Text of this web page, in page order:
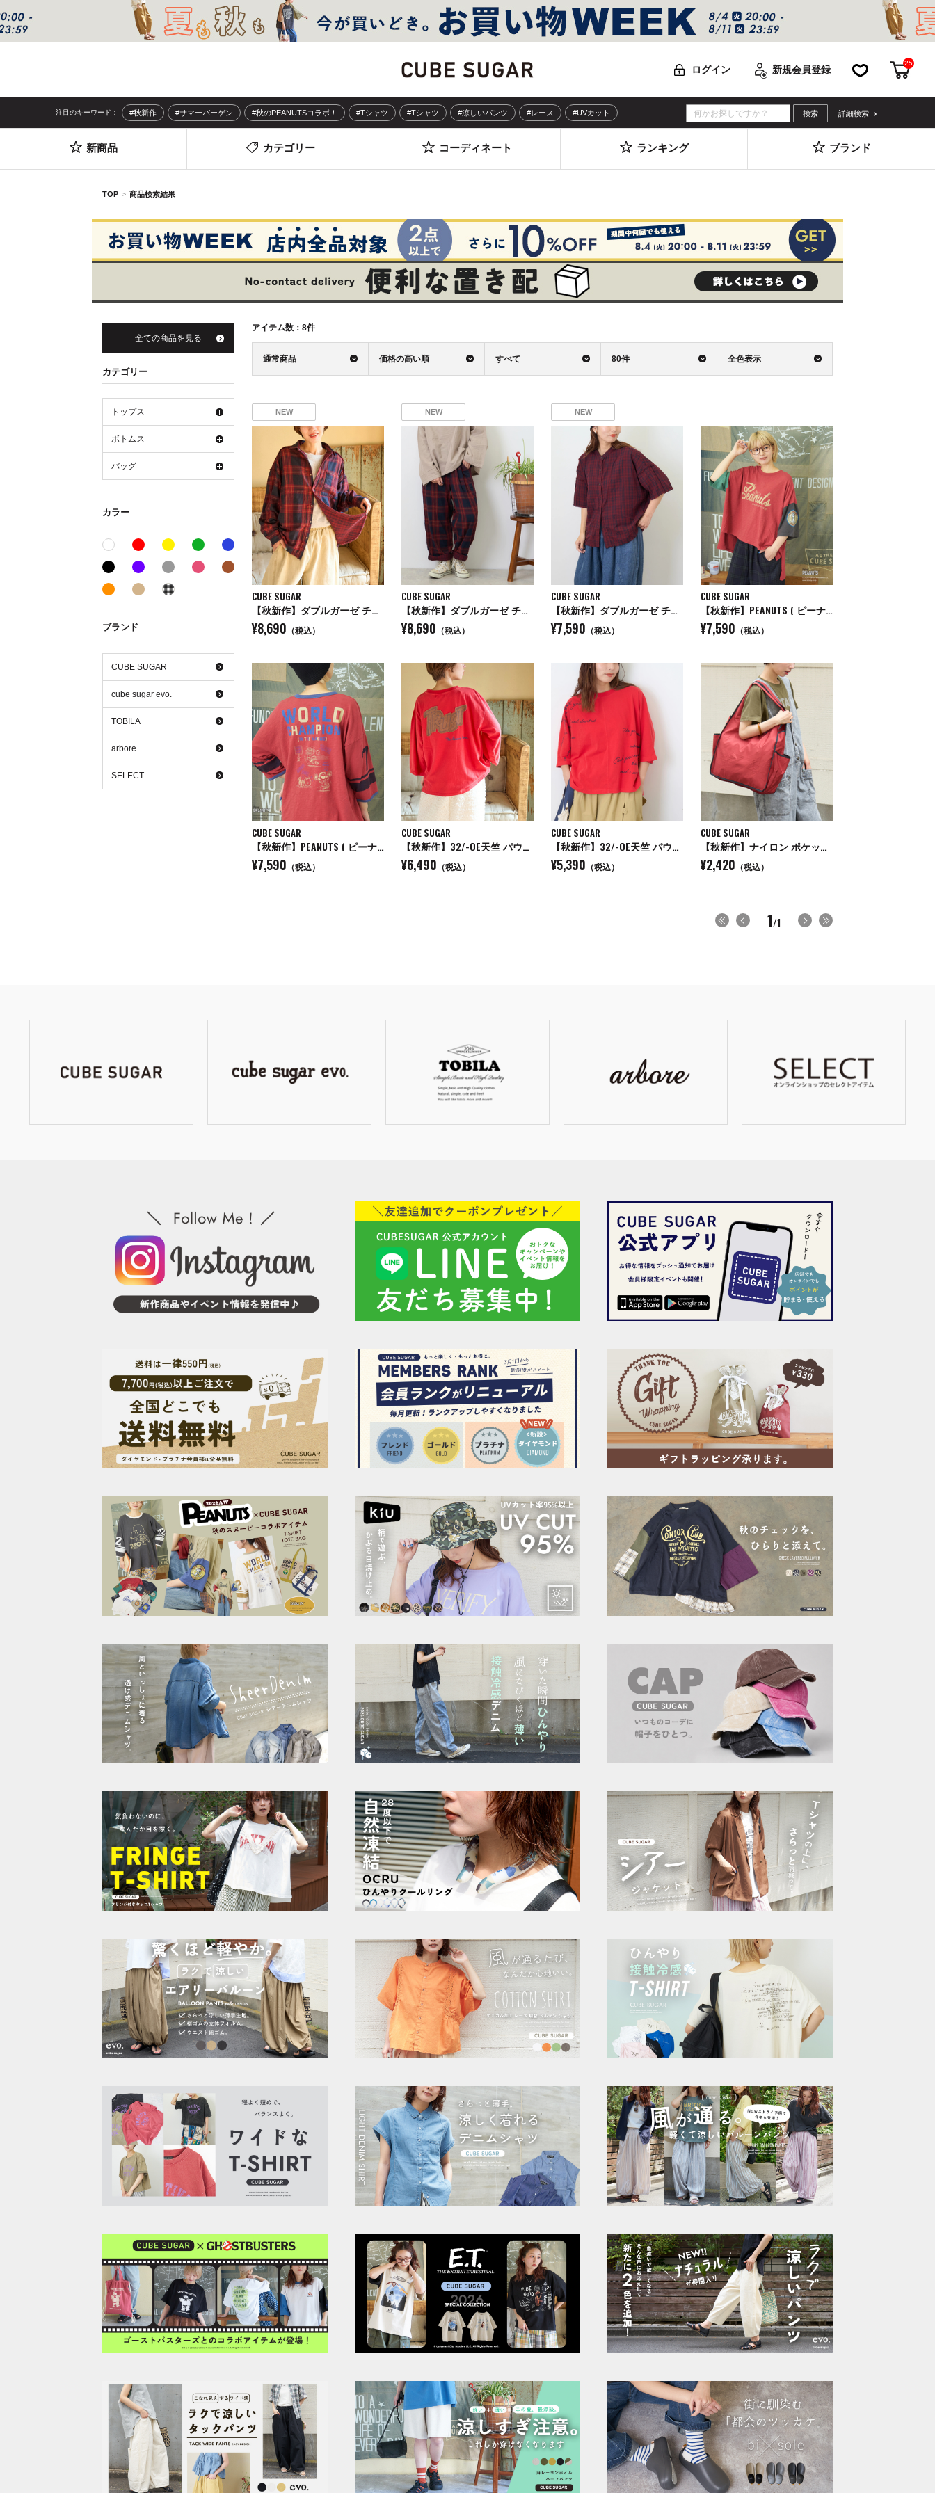
ログイン 新規会員登録 お気に入りカート
25
注目のキーワード： #秋新作 #サマーバーゲン #秋のPEANUTSコラボ！ #Tシャツ #Tシャツ #涼しいパンツ #レース #UVカット 詳細検索
新商品 カテゴリー コーディネート ランキング ブランド
TOP 商品検索結果
アイテム数： 8件
通常商品 価格の高い順 すべて 80件 全色表示
NEW
CUBE SUGAR
【秋新作】ダブルガーゼ チェック リバーシブル レギュラーシャツ
¥8,690 （税込）
NEW
CUBE SUGAR
【秋新作】ダブルガーゼ チェック 切替 イージーパンツ
¥8,690 （税込）
NEW
CUBE SUGAR
【秋新作】ダブルガーゼ チェック リバーシブル 5分袖 ドルマンシャツ
¥7,590 （税込）
CUBE SUGAR
【秋新作】PEANUTS ( ピーナッツ ) 32/-スラブ天竺 配色 ワイド Tシャツ
¥7,590 （税込）
CUBE SUGAR
【秋新作】PEANUTS ( ピーナッツ ) 32/-スラブ天竺 ライン入り 7分袖 プルオーバー Tシャツ
¥7,590 （税込）
CUBE SUGAR
【秋新作】32/-OE天竺 パウダー加工 パッチロゴ 刺繍 Tシャツ
¥6,490 （税込）
CUBE SUGAR
【秋新作】32/-OE天竺 パウダー加工 5分袖 ドルマン Tシャツ
¥5,390 （税込）
CUBE SUGAR
【秋新作】ナイロン ポケッタブル マルシェ バッグ
¥2,420 （税込）
1/1
全ての商品を見る
カテゴリー
トップス
ボトムス
バッグ
カラー
ホワイト系レッド系 イエロー系グリーン系ブルー系
ブラック系パープル系グレー系 ピンク系 ブラウン系
オレンジ系ベージュ系
ブランド
CUBE SUGAR
cube sugar evo.
TOBILA
arbore
SELECT